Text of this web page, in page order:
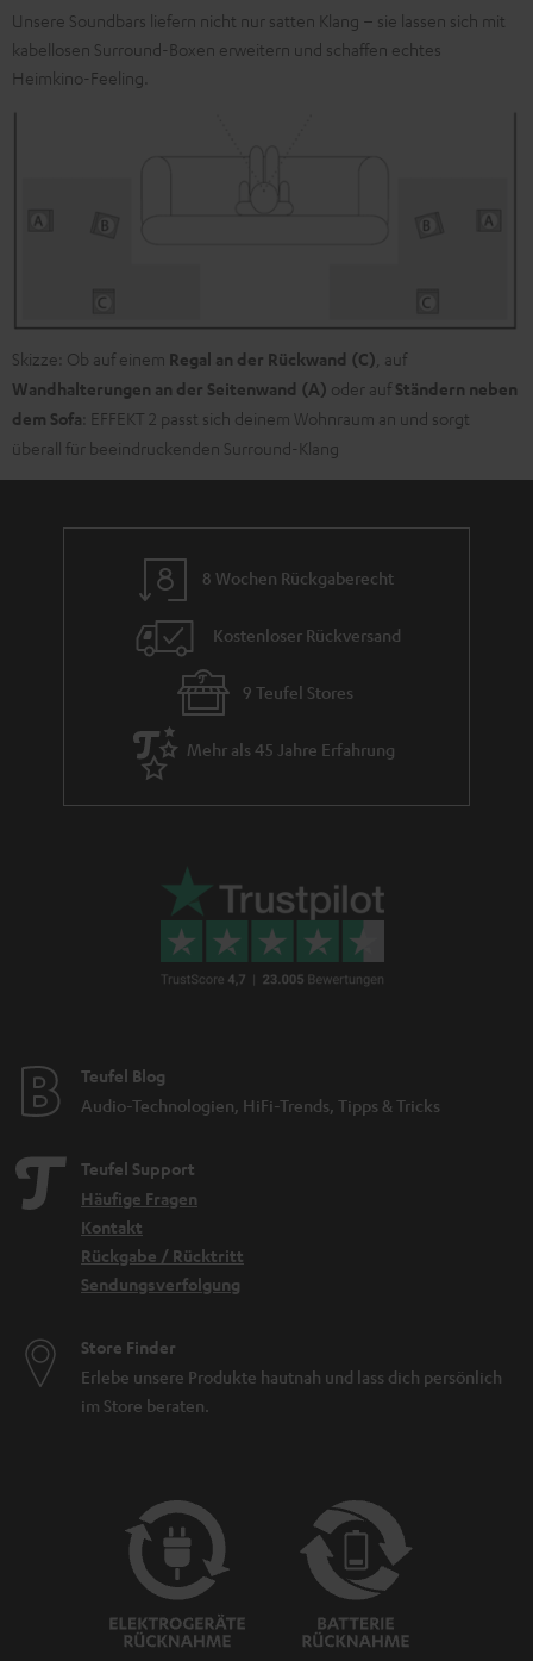
Unsere Soundbars liefern nicht nur satten Klang – sie lassen sich mit
kabellosen Surround-Boxen erweitern und schaffen echtes
Heimkino-Feeling.
Skizze: Ob auf einem Regal an der Rückwand (C) , auf
Wandhalterungen an der Seitenwand (A) oder auf Ständern neben
dem Sofa : EFFEKT 2 passt sich deinem Wohnraum an und sorgt
überall für beeindruckenden Surround-Klang
8 Wochen Rückgaberecht
Kostenloser Rückversand
9 Teufel Stores
Mehr als 45 Jahre Erfahrung
Teufel Blog
Audio-Technologien, HiFi-Trends, Tipps & Tricks
Teufel Support
Häufige Fragen
Kontakt
Rückgabe / Rücktritt
Sendungsverfolgung
Store Finder
Erlebe unsere Produkte hautnah und lass dich persönlich
im Store beraten.